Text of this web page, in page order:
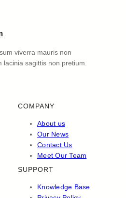
viverra mauris non
sagittis non pretium.
COMPANY
About us
Our News
Contact Us
Meet Our Team
SUPPORT
Knowledge Base